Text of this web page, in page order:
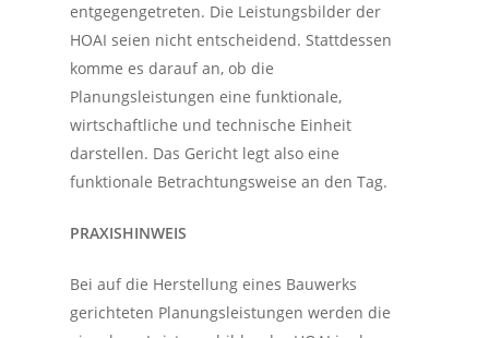
entgegengetreten. Die Leistungsbilder der
HOAI seien nicht entscheidend. Stattdessen
komme es darauf an, ob die
Planungsleistungen eine funktionale,
wirtschaftliche und technische Einheit
darstellen. Das Gericht legt also eine
funktionale Betrachtungsweise an den Tag.
PRAXISHINWEIS
Bei auf die Herstellung eines Bauwerks
gerichteten Planungsleistungen werden die